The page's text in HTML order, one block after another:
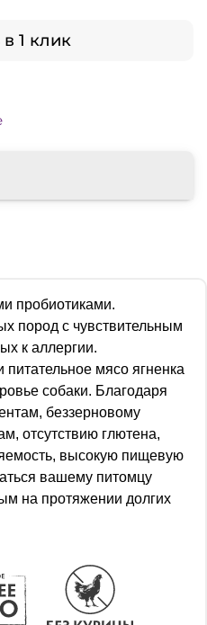
1 клик
пробиотиками.
пород с чувствительным
к аллергии.
мясо ягненка
собаки. Благодаря
беззерновому
отсутствию глютена,
высокую пищевую
вашему питомцу
на протяжении долгих